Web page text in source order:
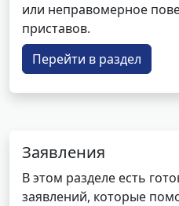
или неправомерное
приставов.
Перейти в раздел
Заявления
В этом разделе есть
заявлений, которые